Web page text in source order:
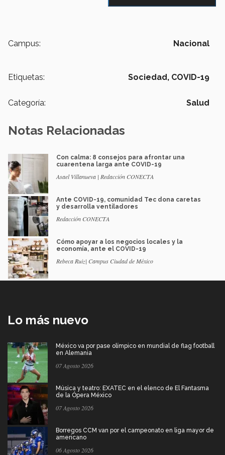
Campus: Nacional
Etiquetas: Sociedad, COVID-19
Categoría: Salud
Notas Relacionadas
Con calma: 8 consejos para afrontar una
cuarentena larga ante COVID-19
Asael Villanueva | Redacción CONECTA
Ante COVID-19, comunidad Tec dona caretas
y desarrolla ventiladores
Redacción CONECTA
Cómo apoyar a los negocios locales y la
economía, ante el COVID-19
Rebeca Ruiz| Campus Ciudad de México
Lo más nuevo
México va por pase olímpico en mundial de flag football
en Alemania
07 Agosto 2026
Música y teatro: EXATEC en el elenco de El Fantasma
de la Ópera México
07 Agosto 2026
Borregos CCM van por el campeonato en liga mayor de
americano
06 Agosto 2026